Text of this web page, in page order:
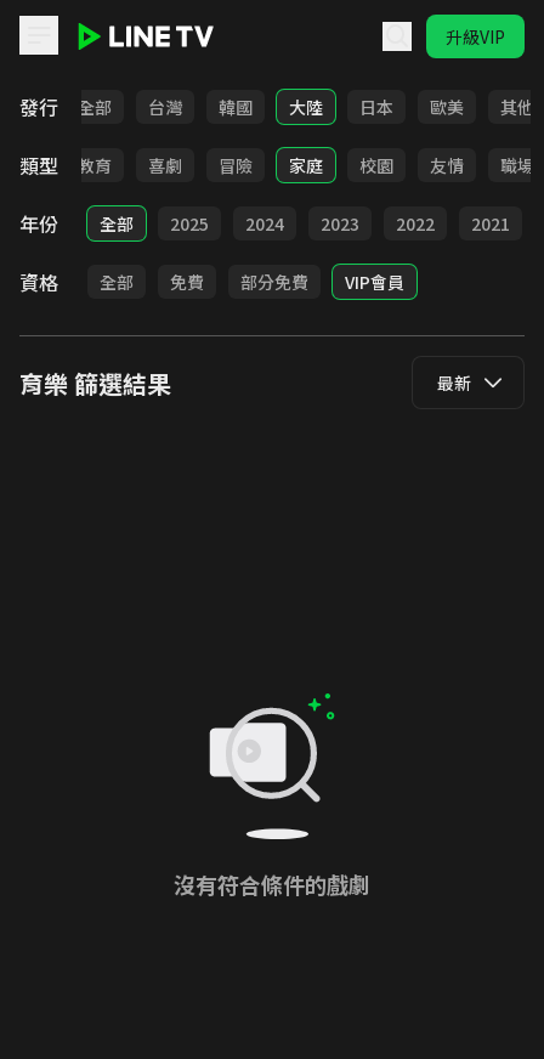
升級VIP
發行 全部 台灣 韓國 大陸 日本 歐美 其他
類型
日常 教育 喜劇 冒險 家庭 校園 友情 職場
年份 全部 2025 2024 2023 2022 2021
資格 全部 免費 部分免費 VIP會員
育樂篩選結果 最新
沒有符合條件的戲劇